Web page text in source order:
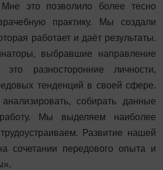
это позволило более тесно
практику. Мы создали
работает и даёт результаты.
выбравшие направление
это разносторонние личности,
тенденций в своей сфере.
собирать данные
Мы выделяем наиболее
Развитие нашей
сочетании передового опыта и